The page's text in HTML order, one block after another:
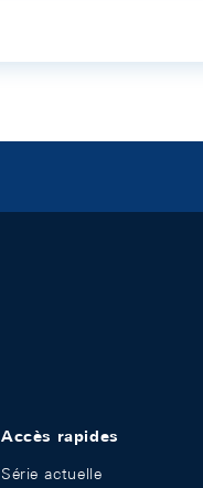
Accès rapides
Série actuelle